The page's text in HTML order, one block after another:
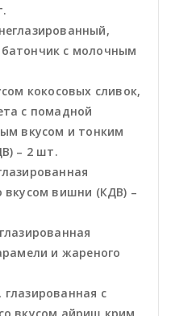
с молочным
кокосовых сливок,
с помадной
вкусом и тонким
– 2 шт.
вкусом вишни (КДВ) –
и жареного
с